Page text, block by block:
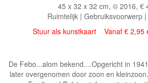
45 x 32 x 32 cm, © 2016, €
Ruimtelijk | Gebruiksvoorwerp
Stuur als kunstkaart Vanaf € 2,95
De Febo...alom bekend....Opgericht in
later overgenomen door zoon en